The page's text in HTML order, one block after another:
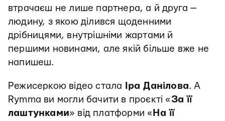
втрачаєш не лише партнера, а й друга —
людину, з якою ділився щоденними
дрібницями, внутрішніми жартами й
першими новинами, але якій більше вже не
напишеш.
Режисеркою відео стала Іра Данілова. А
Rymma ви могли бачити в проєкті «За її
лаштунками» від платформи « На її